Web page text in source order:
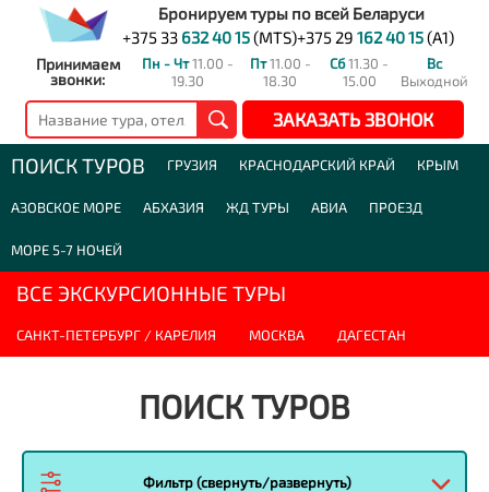
Бронируем туры по всей Беларуси
+375 33 632 40 15(MTS)+375 29 162 40 15(A1)
Принимаем
звонки:
Пн - Чт11.00 -
19.30
Пт11.00 -
18.30
Сб11.30 -
15.00
Вс
Выходной
ЗАКАЗАТЬ ЗВОНОК
ПОИСК ТУРОВ ГРУЗИЯ КРАСНОДАРСКИЙ КРАЙ КРЫМ
АЗОВСКОЕ МОРЕ АБХАЗИЯ ЖД ТУРЫ АВИА ПРОЕЗД
МОРЕ 5-7 НОЧЕЙ
ВСЕ ЭКСКУРСИОННЫЕ ТУРЫ
САНКТ-ПЕТЕРБУРГ / КАРЕЛИЯ МОСКВА ДАГЕСТАН
ПОИСК ТУРОВ
Фильтр (свернуть/развернуть)